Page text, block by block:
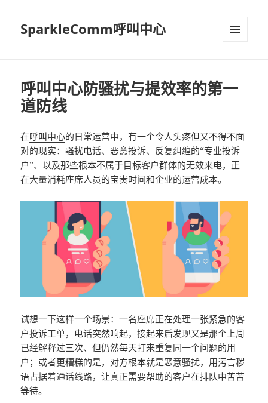
SparkleComm呼叫中心
呼叫中心防骚扰与提效率的第一
道防线
在呼叫中心的日常运营中，有一个令人头疼但又不得不面
对的现实：骚扰电话、恶意投诉、反复纠缠的“专业投诉
户”、以及那些根本不属于目标客户群体的无效来电，正
在大量消耗座席人员的宝贵时间和企业的运营成本。
试想一下这样一个场景：一名座席正在处理一张紧急的客
户投诉工单，电话突然响起，接起来后发现又是那个上周
已经解释过三次、但仍然每天打来重复同一个问题的用
户；或者更糟糕的是，对方根本就是恶意骚扰，用污言秽
语占据着通话线路，让真正需要帮助的客户在排队中苦苦
等待。